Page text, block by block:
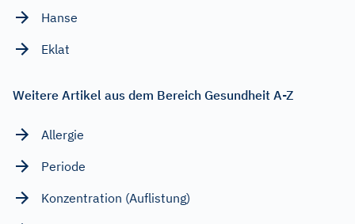
Hanse
Eklat
Weitere Artikel aus dem Bereich Gesundheit A-Z
Allergie
Periode
Konzentration (Auflistung)